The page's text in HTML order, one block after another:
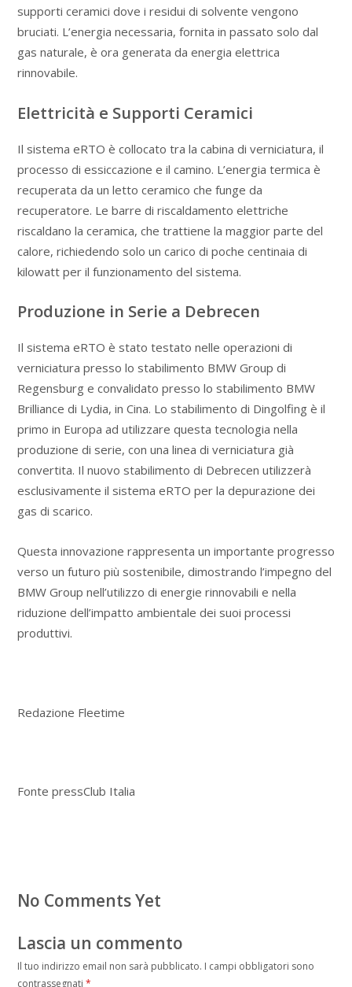
supporti ceramici dove i residui di solvente vengono
bruciati. L’energia necessaria, fornita in passato solo dal
gas naturale, è ora generata da energia elettrica
rinnovabile.
Elettricità e Supporti Ceramici
Il sistema eRTO è collocato tra la cabina di verniciatura, il
processo di essiccazione e il camino. L’energia termica è
recuperata da un letto ceramico che funge da
recuperatore. Le barre di riscaldamento elettriche
riscaldano la ceramica, che trattiene la maggior parte del
calore, richiedendo solo un carico di poche centinaia di
kilowatt per il funzionamento del sistema.
Produzione in Serie a Debrecen
Il sistema eRTO è stato testato nelle operazioni di
verniciatura presso lo stabilimento BMW Group di
Regensburg e convalidato presso lo stabilimento BMW
Brilliance di Lydia, in Cina. Lo stabilimento di Dingolfing è il
primo in Europa ad utilizzare questa tecnologia nella
produzione di serie, con una linea di verniciatura già
convertita. Il nuovo stabilimento di Debrecen utilizzerà
esclusivamente il sistema eRTO per la depurazione dei
gas di scarico.
Questa innovazione rappresenta un importante progresso
verso un futuro più sostenibile, dimostrando l’impegno del
BMW Group nell’utilizzo di energie rinnovabili e nella
riduzione dell’impatto ambientale dei suoi processi
produttivi.
Redazione Fleetime
Fonte pressClub Italia
No Comments Yet
Lascia un commento
Il tuo indirizzo email non sarà pubblicato. I campi obbligatori sono
contrassegnati *